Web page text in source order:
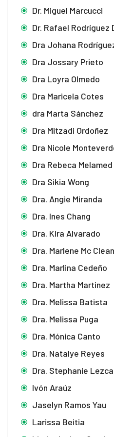
Dr. Miguel Marcucci
Dr. Rafael Rodríguez
Dra Johana
Dra Jossary Prieto
Dra Loyra Olmedo
Dra Maricela Cotes
dra Marta Sánchez
Dra Mitzadi Ordoñez
Dra Nicole
Dra Rebeca Melamed
Dra Sikia Wong
Dra. Angie Miranda
Dra. Ines Chang
Dra. Kira Alvarado
Dra. Marlene Mc Clean
Dra. Marlina Cedeño
Dra. Martha Martinez
Dra. Melissa Batista
Dra. Melissa Puga
Dra. Mónica Canto
Dra. Natalye Reyes
Dra. Stephanie
Ivón Araúz
Jaselyn Ramos Yau
Larissa Beitia